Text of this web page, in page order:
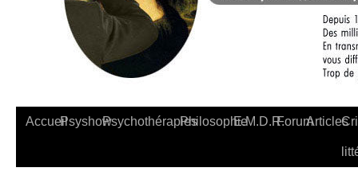
AccueilPsyshowPsychothérapiesPhilosophieE.M.D.R.ForumArticles